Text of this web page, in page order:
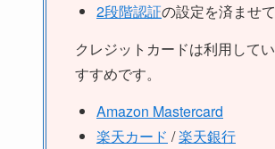
2段階認証の設定を済ませ
クレジットカードは利用して
すすめです。
Amazon Mastercard
楽天カード /楽天銀行